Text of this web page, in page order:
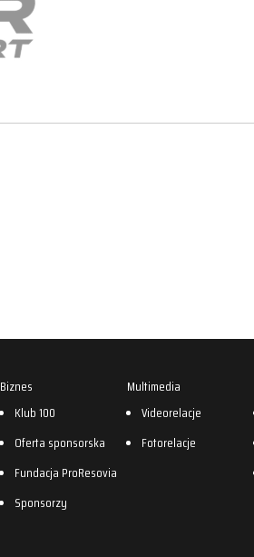
Biznes
Klub 100
Oferta sponsorska
Fundacja ProResovia
Sponsorzy
Multimedia
Videorelacje
Fotorelacje